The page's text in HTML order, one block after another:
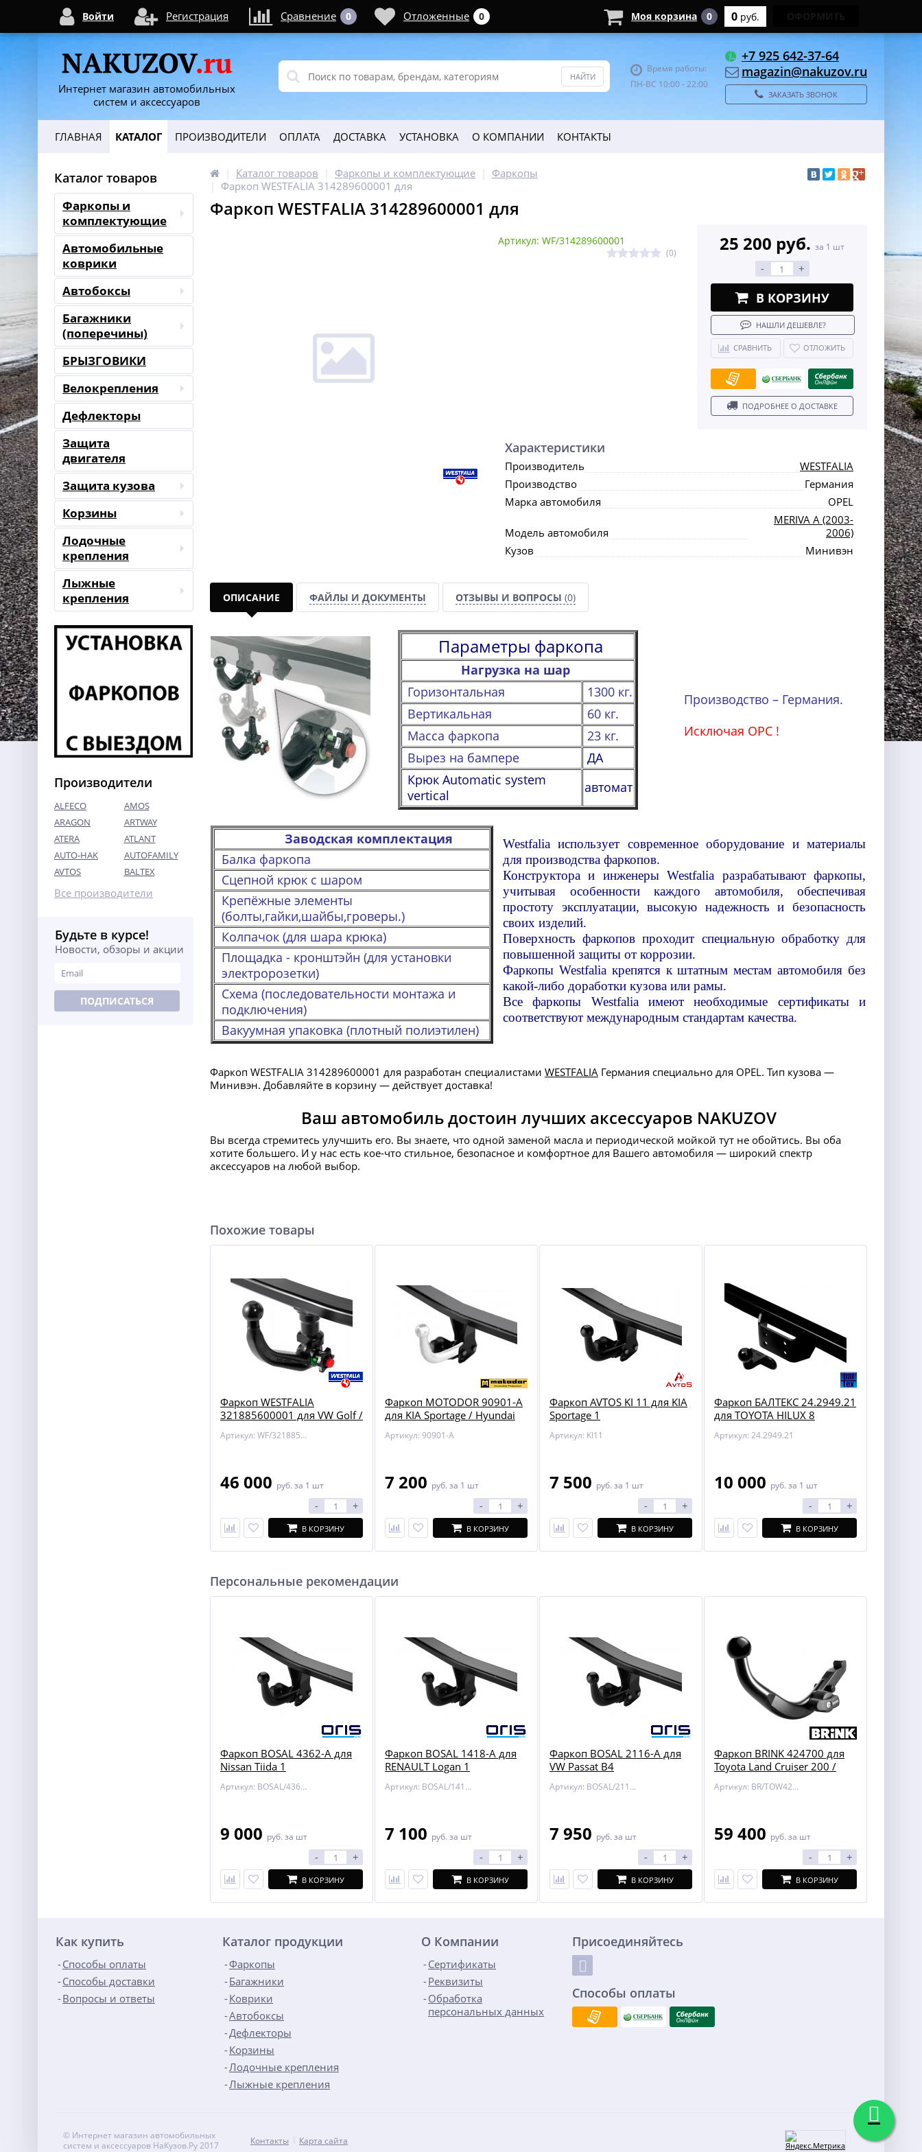
Интернет магазин автомобильных
систем и аксессуаров
Время работы:
ПН-ВС 10:00 - 22:00
+7 925 642-37-64
magazin@nakuzov.ru
ЗАКАЗАТЬ ЗВОНОК
ГЛАВНАЯ КАТАЛОГ ПРОИЗВОДИТЕЛИ ОПЛАТА ДОСТАВКА УСТАНОВКА О КОМПАНИИ КОНТАКТЫ
Каталог товаров
Фаркопы и
комплектующие
Автомобильные
коврики
Автобоксы
Багажники
(поперечины)
БРЫЗГОВИКИ
Велокрепления
Дефлекторы
Защита
двигателя
Защита кузова
Корзины
Лодочные
крепления
Лыжные
крепления
Производители
ALFECO
AMOS
ARAGON
ARTWAY
ATERA
ATLANT
AUTO-HAK
AUTOFAMILY
AVTOS
BALTEX
Все производители
Будьте в курсе!
Новости, обзоры и акции
ПОДПИСАТЬСЯ
Каталог товаров Фаркопы и комплектующие
Фаркопы
Фаркоп WESTFALIA 314289600001 для
Фаркоп WESTFALIA 314289600001 для
Артикул: WF/314289600001
(0) 25 200 руб. за 1 шт
- +
В КОРЗИНУ
НАШЛИ ДЕШЕВЛЕ?
СРАВНИТЬ ОТЛОЖИТЬ
ПОДРОБНЕЕ О ДОСТАВКЕ
Характеристики
Производитель
WESTFALIA
Производство
Германия
Марка автомобиля
OPEL
Модель автомобиля
MERIVA A (2003-
2006)
Кузов
Минивэн
ОПИСАНИЕ ФАЙЛЫ И ДОКУМЕНТЫ ОТЗЫВЫ И ВОПРОСЫ (0)
Параметры фаркопа
Нагрузка на шар
Горизонтальная
1300 кг.
Вертикальная
60 кг.
Масса фаркопа
23 кг.
Вырез на бампере
ДА
Крюк Automatic system
vertical
автомат
Производство – Германия.
Исключая OPC !
Заводская комплектация
Балка фаркопа
Сцепной крюк с шаром
Крепёжные элементы
(болты,гайки,шайбы,гроверы.)
Колпачок (для шара крюка)
Площадка - кронштэйн (для установки
электророзетки)
Схема (последовательности монтажа и
подключения)
Вакуумная упаковка (плотный полиэтилен)
Westfalia использует современное оборудование и материалы
для производства фаркопов.
Конструктора и инженеры Westfalia разрабатывают фаркопы,
учитывая особенности каждого автомобиля, обеспечивая
простоту эксплуатации, высокую надежность и безопасность
своих изделий.
Поверхность фаркопов проходит специальную обработку для
повышенной защиты от коррозии.
Фаркопы Westfalia крепятся к штатным местам автомобиля без
какой-либо доработки кузова или рамы.
Все фаркопы Westfalia имеют необходимые сертификаты и
соответствуют международным стандартам качества.
Фаркоп WESTFALIA 314289600001 для разработан специалистами WESTFALIA Германия специально для OPEL. Тип кузова —
Минивэн. Добавляйте в корзину — действует доставка!
Ваш автомобиль достоин лучших аксессуаров NAKUZOV
Вы всегда стремитесь улучшить его. Вы знаете, что одной заменой масла и периодической мойкой тут не обойтись. Вы оба
хотите большего. И у нас есть кое-что стильное, безопасное и комфортное для Вашего автомобиля — широкий спектр
аксессуаров на любой выбор.
Похожие товары
Фаркоп WESTFALIA
321885600001 для VW Golf /
Артикул: WF/321885600001
46 000 руб. за 1 шт
- +
В КОРЗИНУ
Фаркоп MOTODOR 90901-A
для KIA Sportage / Hyundai
Артикул: 90901-A
7 200 руб. за 1 шт
- +
В КОРЗИНУ
Фаркоп AVTOS KI 11 для KIA
Sportage 1
Артикул: KI11
7 500 руб. за 1 шт
- +
В КОРЗИНУ
Фаркоп БАЛТЕКС 24.2949.21
для TOYOTA HILUX 8
Артикул: 24.2949.21
10 000 руб. за 1 шт
- +
В КОРЗИНУ
Персональные рекомендации
Фаркоп BOSAL 4362-A для
Nissan Tiida 1
Артикул: BOSAL/4362-A
9 000 руб. за шт
- +
В КОРЗИНУ
Фаркоп BOSAL 1418-A для
RENAULT Logan 1
Артикул: BOSAL/1418-A
7 100 руб. за шт
- +
В КОРЗИНУ
Фаркоп BOSAL 2116-A для
VW Passat B4
Артикул: BOSAL/2116-A
7 950 руб. за шт
- +
В КОРЗИНУ
Фаркоп BRINK 424700 для
Toyota Land Cruiser 200 /
Артикул: BR/TOW424700
59 400 руб. за шт
- +
В КОРЗИНУ
Как купить
Способы оплаты
Способы доставки
Вопросы и ответы
Каталог продукции
Фаркопы
Багажники
Коврики
Автобоксы
Дефлекторы
Корзины
Лодочные крепления
Лыжные крепления
О Компании
Сертификаты
Реквизиты
Обработка
персональных данных
Присоединяйтесь
Способы оплаты
© Интернет магазин автомобильных
систем и аксессуаров НаКузов.Ру 2017
Контакты Карта сайта
Войти Регистрация Сравнение 0 Отложенные 0 Моя корзина 0 0 руб.